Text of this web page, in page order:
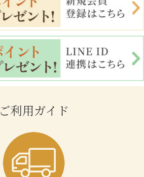
ご利用ガイド